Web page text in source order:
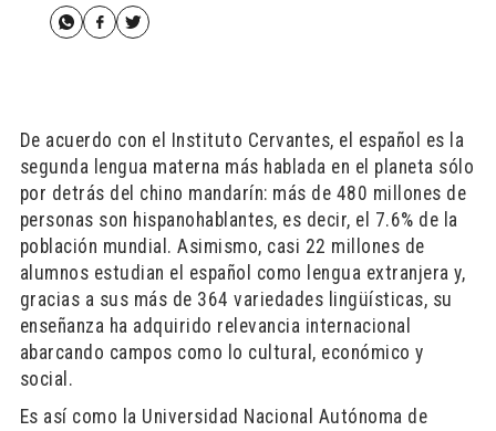
De acuerdo con el Instituto Cervantes, el español es la
segunda lengua materna más hablada en el planeta sólo
por detrás del chino mandarín: más de 480 millones de
personas son hispanohablantes, es decir, el 7.6% de la
población mundial. Asimismo, casi 22 millones de
alumnos estudian el español como lengua extranjera y,
gracias a sus más de 364 variedades lingüísticas, su
enseñanza ha adquirido relevancia internacional
abarcando campos como lo cultural, económico y
social.
Es así como la Universidad Nacional Autónoma de